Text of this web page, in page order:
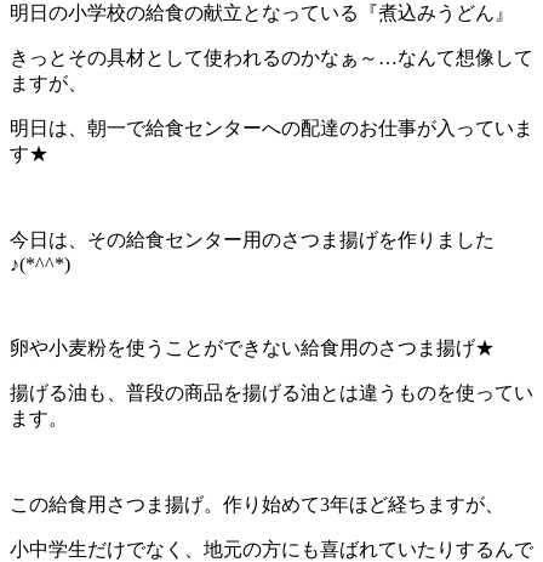
明日の小学校の給食の献立となっている『煮込みうどん』
きっとその具材として使われるのかなぁ～…なんて想像して
ますが、
明日は、朝一で給食センターへの配達のお仕事が入っていま
す★
今日は、その給食センター用のさつま揚げを作りました
♪(*^^*)
卵や小麦粉を使うことができない給食用のさつま揚げ★
揚げる油も、普段の商品を揚げる油とは違うものを使ってい
ます。
この給食用さつま揚げ。作り始めて3年ほど経ちますが、
小中学生だけでなく、地元の方にも喜ばれていたりするんで